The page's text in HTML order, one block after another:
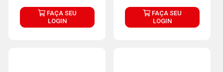
FAÇA SEU
LOGIN
FAÇA SEU
LOGIN